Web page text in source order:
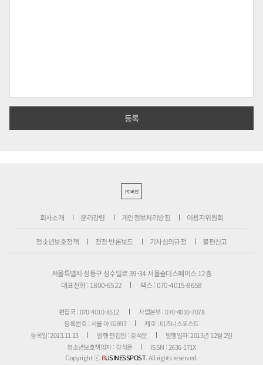
PC버전
회사소개 윤리강령 개인정보처리방침 이용자위원회
청소년보호정책 정정·반론보도 기사심의규정 불편신고
서울특별시 성동구 성수일로 39-34 서울숲더스페이스 12층
대표전화 : 1800-6522
팩스 : 070-4015-8658
편집국 : 070-4010-8512
사업본부 : 070-4010-7078
등록번호 : 서울 아 02897
제호 : 비즈니스포스트
등록일: 2013.11.13
발행·편집인 : 강석운
발행일자: 2013년 12월 2일
청소년보호책임자 : 강석운
ISSN : 2636-171X
Copyright ⓒBUSINESSPOST. All rights reserved.